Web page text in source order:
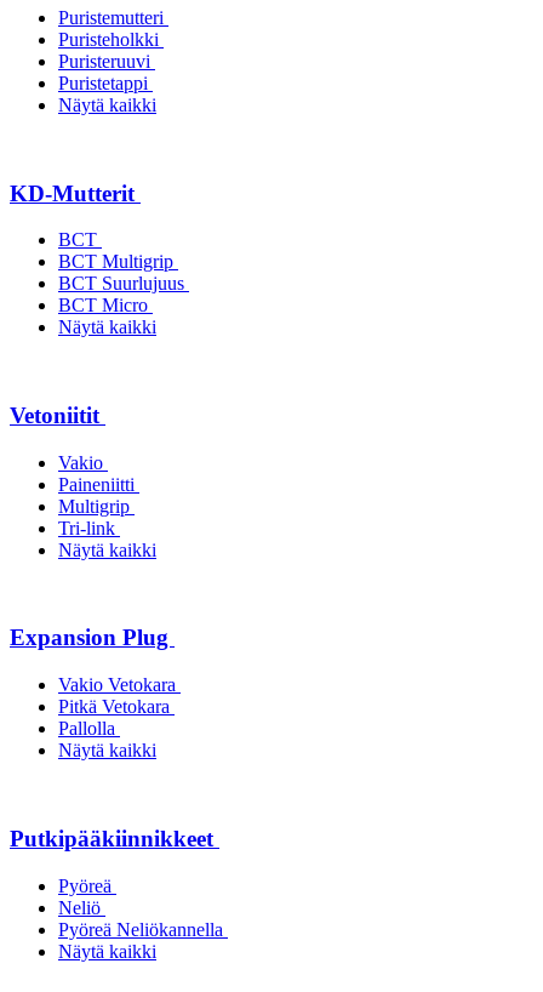
Puristemutteri
Puristeholkki
Puristeruuvi
Puristetappi
Näytä kaikki
KD-Mutterit
BCT
BCT Multigrip
BCT Suurlujuus
BCT Micro
Näytä kaikki
Vetoniitit
Vakio
Paineniitti
Multigrip
Tri-link
Näytä kaikki
Expansion Plug
Vakio Vetokara
Pitkä Vetokara
Pallolla
Näytä kaikki
Putkipääkiinnikkeet
Pyöreä
Neliö
Pyöreä Neliökannella
Näytä kaikki